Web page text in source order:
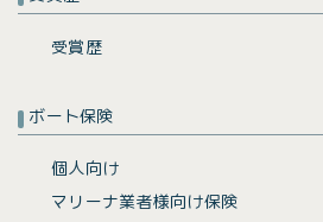
受賞歴
ボート保険
個人向け
マリーナ業者様向け保険